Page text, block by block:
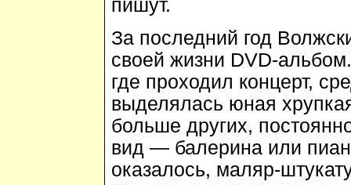
пишут.
За последний год
своей жизни DVD-
где проходил концерт,
выделялась юная
больше других,
вид — балерина или
оказалось, маляр-